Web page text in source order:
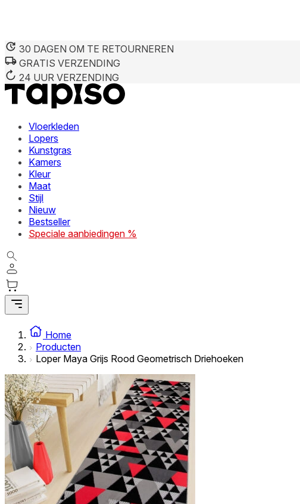
30 DAGEN OM TE RETOURNEREN
GRATIS VERZENDING
24 UUR VERZENDING
Vloerkleden
Lopers
Kunstgras
Kamers
Kleur
Maat
Stijl
Nieuw
Bestseller
Speciale aanbiedingen %
Home
Producten
Loper Maya Grijs Rood Geometrisch Driehoeken